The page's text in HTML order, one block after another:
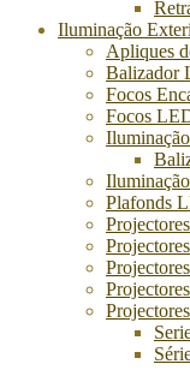
Iluminação
Apliques
Balizador
Focos
Focos
Plafonds